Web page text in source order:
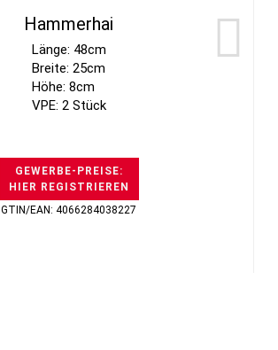
Hammerhai
Länge: 48cm
Breite: 25cm
Höhe: 8cm
VPE: 2 Stück
GEWERBE-PREISE:
HIER REGISTRIEREN
GTIN/EAN: 4066284038227